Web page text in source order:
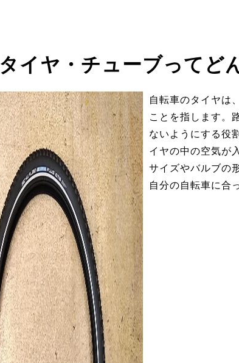
タイヤ・チューブってど
自転車のタイヤは
ことを指します。
ないようにする役
イヤの中の空気が
サイズやバルブの
自分の自転車に合